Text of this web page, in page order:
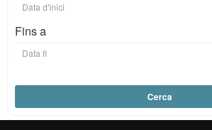
Fins a
Cerca